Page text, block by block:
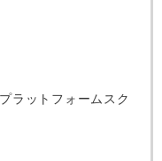
ラットフォームスク